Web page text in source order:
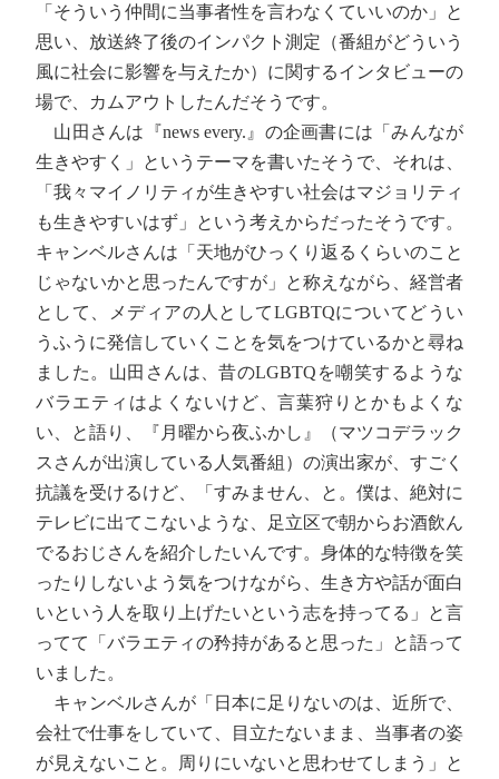
「そういう仲間に当事者性を言わなくていいのか」と
思い、放送終了後のインパクト測定（番組がどういう
風に社会に影響を与えたか）に関するインタビューの
場で、カムアウトしたんだそうです。
山田さんは『news every.』の企画書には「みんなが
生きやすく」というテーマを書いたそうで、それは、
「我々マイノリティが生きやすい社会はマジョリティ
も生きやすいはず」という考えからだったそうです。
キャンベルさんは「天地がひっくり返るくらいのこと
じゃないかと思ったんですが」と称えながら、経営者
として、メディアの人としてLGBTQについてどうい
うふうに発信していくことを気をつけているかと尋ね
ました。山田さんは、昔のLGBTQを嘲笑するような
バラエティはよくないけど、言葉狩りとかもよくな
い、と語り、『月曜から夜ふかし』（マツコデラック
スさんが出演している人気番組）の演出家が、すごく
抗議を受けるけど、「すみません、と。僕は、絶対に
テレビに出てこないような、足立区で朝からお酒飲ん
でるおじさんを紹介したいんです。身体的な特徴を笑
ったりしないよう気をつけながら、生き方や話が面白
いという人を取り上げたいという志を持ってる」と言
ってて「バラエティの矜持があると思った」と語って
いました。
キャンベルさんが「日本に足りないのは、近所で、
会社で仕事をしていて、目立たないまま、当事者の姿
が見えないこと。周りにいないと思わせてしまう」と